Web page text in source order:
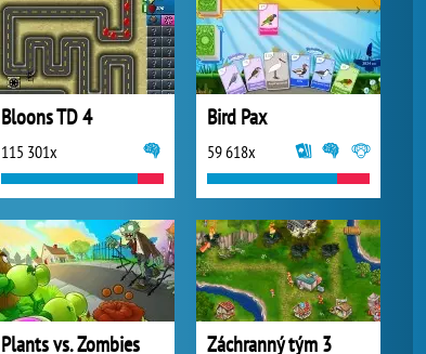
Bloons TD 4
115 301x
Bird Pax
59 618x
Plants vs. Zombies Záchranný tým 3